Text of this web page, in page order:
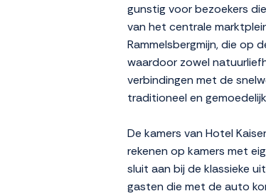
gunstig voor bezoekers
van het centrale
Rammelsbergmijn, die op
waardoor zowel
verbindingen met de
traditioneel en
De kamers van Hotel
rekenen op kamers met
sluit aan bij de klassieke
gasten die met de auto